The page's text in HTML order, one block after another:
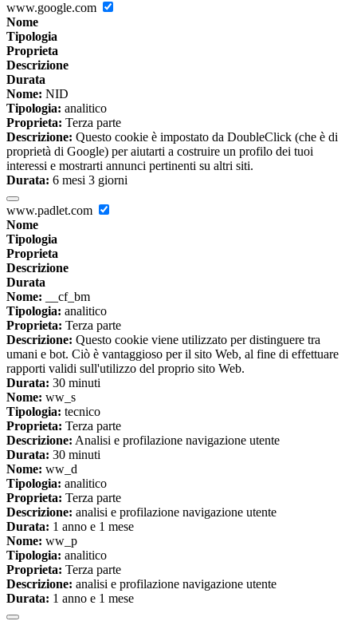
www.google.com
Nome
Tipologia
Proprieta
Descrizione
Durata
Nome: NID
Tipologia: analitico
Proprieta: Terza parte
Descrizione: Questo cookie è impostato da DoubleClick (che è di
proprietà di Google) per aiutarti a costruire un profilo dei tuoi
interessi e mostrarti annunci pertinenti su altri siti.
Durata: 6 mesi 3 giorni
www.padlet.com
Nome
Tipologia
Proprieta
Descrizione
Durata
Nome: __cf_bm
Tipologia: analitico
Proprieta: Terza parte
Descrizione: Questo cookie viene utilizzato per distinguere tra
umani e bot. Ciò è vantaggioso per il sito Web, al fine di effettuare
rapporti validi sull'utilizzo del proprio sito Web.
Durata: 30 minuti
Nome: ww_s
Tipologia: tecnico
Proprieta: Terza parte
Descrizione: Analisi e profilazione navigazione utente
Durata: 30 minuti
Nome: ww_d
Tipologia: analitico
Proprieta: Terza parte
Descrizione: analisi e profilazione navigazione utente
Durata: 1 anno e 1 mese
Nome: ww_p
Tipologia: analitico
Proprieta: Terza parte
Descrizione: analisi e profilazione navigazione utente
Durata: 1 anno e 1 mese